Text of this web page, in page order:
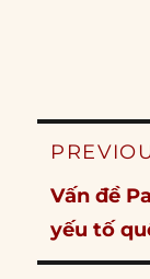
Post
Previous
post:
Vấn đề
yếu tố